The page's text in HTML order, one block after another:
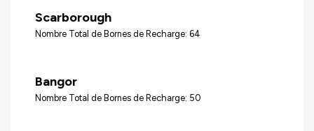
Scarborough
Nombre Total de Bornes de Recharge: 64
Bangor
Nombre Total de Bornes de Recharge: 50